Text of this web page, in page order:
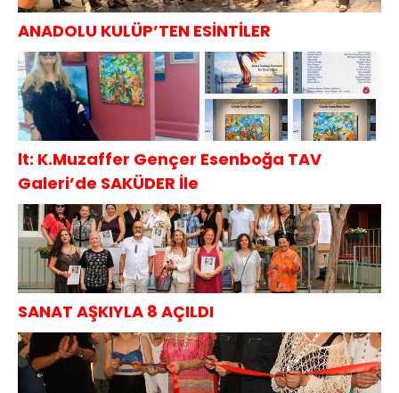
ANADOLU KULÜP’TEN ESİNTİLER
lt: K.Muzaffer Gençer Esenboğa TAV
Galeri’de SAKÜDER İle
SANAT AŞKIYLA 8 AÇILDI